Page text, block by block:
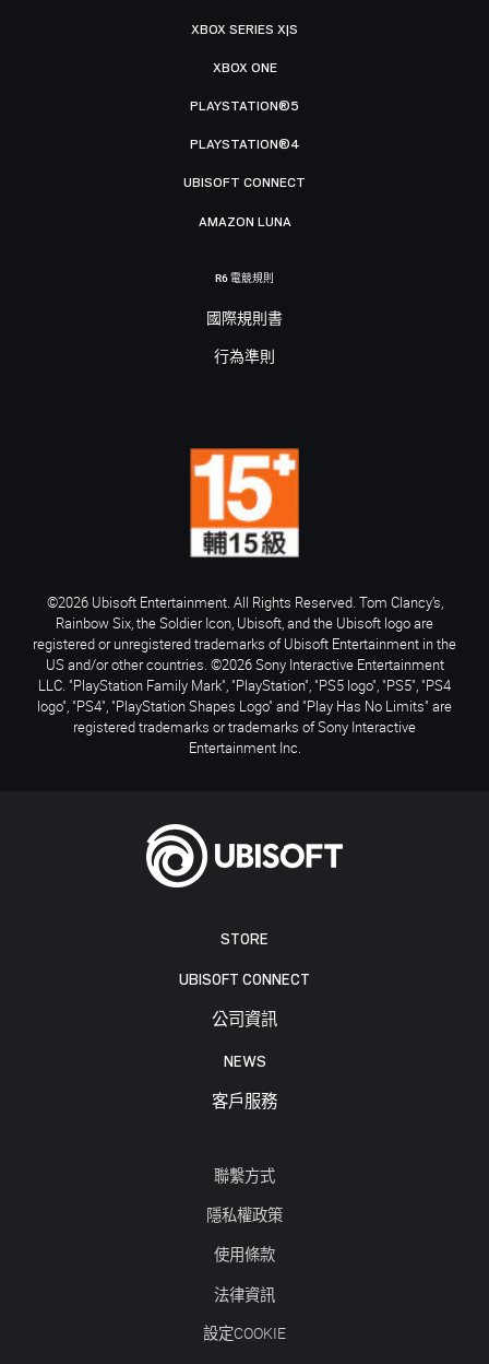
STORE
UBISOFT CONNECT
公司資訊
NEWS
客戶服務
聯繫方式
隱私權政策
使用條款
法律資訊
設定COOKIE
XBOX SERIES X|S
XBOX ONE
PLAYSTATION®5
PLAYSTATION®4
UBISOFT CONNECT
AMAZON LUNA
R6 電競規則
國際規則書
行為準則
©2026 Ubisoft Entertainment. All Rights Reserved. Tom Clancy’s,
Rainbow Six, the Soldier Icon, Ubisoft, and the Ubisoft logo are
registered or unregistered trademarks of Ubisoft Entertainment in the
US and/or other countries. ©2026 Sony Interactive Entertainment
LLC. "PlayStation Family Mark", "PlayStation", "PS5 logo", "PS5", "PS4
logo", "PS4", "PlayStation Shapes Logo" and "Play Has No Limits" are
registered trademarks or trademarks of Sony Interactive
Entertainment Inc.